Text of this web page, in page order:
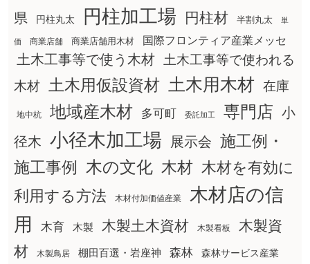
県
円柱丸太 円柱加工場 円柱材 半割丸太 単
価 商業店舗 商業店舗用木材 国際フロンティア産業メッセ
土木工事等で使う木材
土木工事等で使われる
木材
土木用仮設資材 土木用木材 在庫
地中杭 地域産木材 多可町 委託加工 専門店 小
径木 小径木加工場 展示会 施工例・
施工事例
木の文化 木材 木材を有効に
利用する方法
木材付加価値産業
木材店の信
用
木育 木製 木製土木資材 木製看板
木製資
材
木製鳥居 棚田百選・岩座神 森林 森林サービス産業